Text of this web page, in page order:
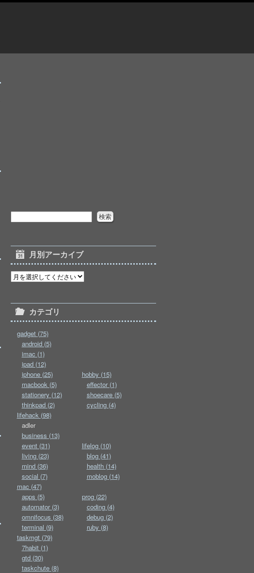
月別アーカイブ
カテゴリ
gadget (75)
android (5)
imac (1)
ipad (12)
iphone (25)
macbook (5)
stationery (12)
thinkpad (2)
hobby (15)
effector (1)
shoecare (5)
cycling (4)
lifehack (98)
adler
business (13)
event (31)
living (23)
mind (36)
social (7)
lifelog (10)
blog (41)
health (14)
moblog (14)
mac (47)
apps (5)
automator (3)
omnifocus (38)
terminal (9)
prog (22)
coding (4)
debug (2)
ruby (8)
taskmgt (79)
7habit (1)
gtd (30)
taskchute (8)